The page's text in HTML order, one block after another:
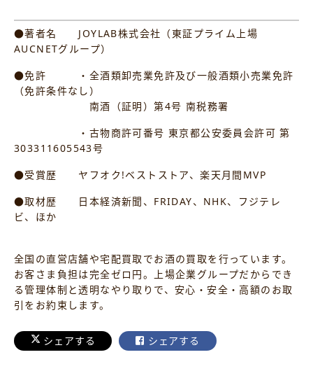
●著者名 JOYLAB株式会社（東証プライム上場
AUCNETグループ）
●免許 ・全酒類卸売業免許及び一般酒類小売業免許
（免許条件なし）
南酒（証明）第4号 南税務署
・古物商許可番号 東京都公安委員会許可 第
303311605543号
●受賞歴 ヤフオク!ベストストア、楽天月間MVP
●取材歴 日本経済新聞、FRIDAY、NHK、フジテレ
ビ、ほか
全国の直営店舗や宅配買取でお酒の買取を行っています。
お客さま負担は完全ゼロ円。上場企業グループだからでき
る管理体制と透明なやり取りで、安心・安全・高額のお取
引をお約束します。
シェアする シェアする